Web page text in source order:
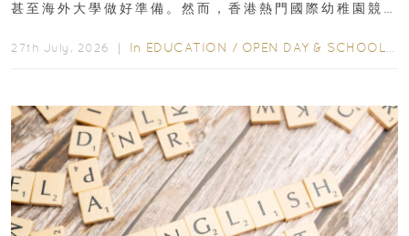
甚至海外大學做好準備。然而，香港熱門國際幼稚園競
27th July, 2026 ｜ In EDUCATION / OPEN DAY & SCHOOL EVENTS